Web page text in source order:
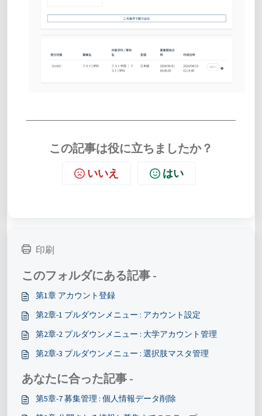
この記事は役に立ちましたか？
いいえ はい
印刷
このフォルダにある記事 -
第1章 アカウント登録
第2章-1 プルダウンメニュー : アカウント設定
第2章-2 プルダウンメニュー : 大学アカウント管理
第2章-3 プルダウンメニュー : 選択肢マスタ管理
あなたに合った記事 -
第5章-7 募集管理 : 個人情報データ削除